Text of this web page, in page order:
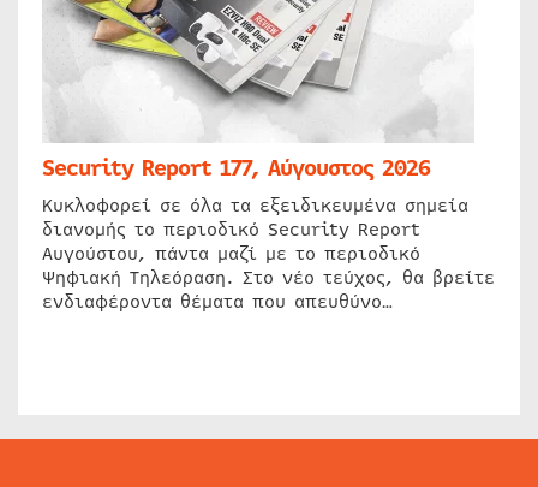
Security Report 177, Αύγουστος 2026
Κυκλοφορεί σε όλα τα εξειδικευμένα σημεία
διανομής το περιοδικό Security Report
Αυγούστου, πάντα μαζί με το περιοδικό
Ψηφιακή Τηλεόραση. Στο νέο τεύχος, θα βρείτε
ενδιαφέροντα θέματα που απευθύνο…